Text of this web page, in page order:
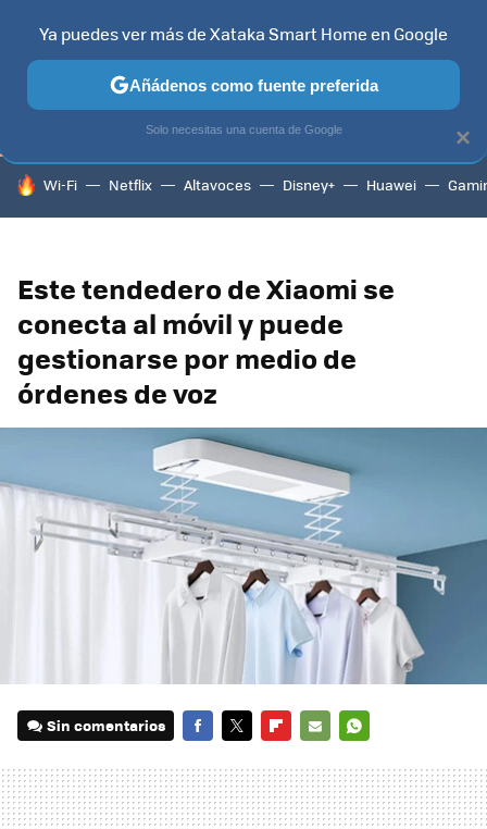
TELEVISORES CONTENIDOS SMART TV SELECCIÓN
HOY SE HABLA DE
Wi-Fi Netflix Altavoces Disney+ Huawei
Este tendedero de Xiaomi se
conecta al móvil y puede
gestionarse por medio de
órdenes de voz
Sin comentarios
MAIL
×
Ya puedes ver más de Xataka Smart Home en Google
Añádenos como fuente preferida
Solo necesitas una cuenta de Google